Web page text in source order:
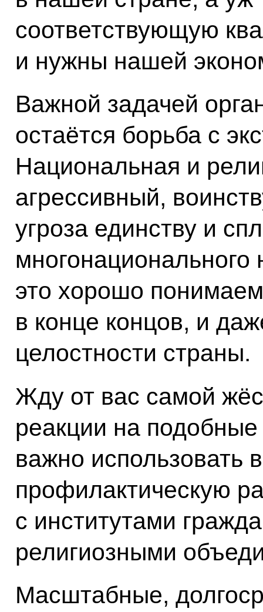
соответствующую
и нужны нашей
Важной задачей
остаётся борьба с
Национальная и
агрессивный,
угроза единству и
это хорошо
в конце концов, и
целостности страны.
Жду от вас самой
реакции на
важно использовать
профилактическую
с институтами
религиозными
Масштабные,